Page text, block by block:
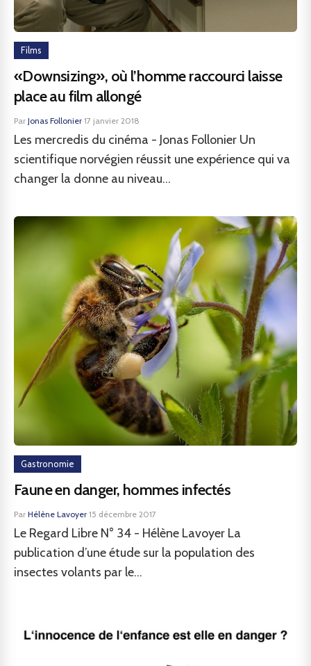
Films
«Downsizing», où l’homme raccourci laisse
place au film allongé
Par Jonas Follonier·17 janvier 2018
Les mercredis du cinéma - Jonas Follonier Un
scientifique norvégien réussit une expérience qui va
changer la donne au niveau...
Gastronomie
Faune en danger, hommes infectés
Par Hélène Lavoyer·15 décembre 2017
Le Regard Libre N° 34 - Hélène Lavoyer La
publication d’une étude sur la population des
insectes volants par le...